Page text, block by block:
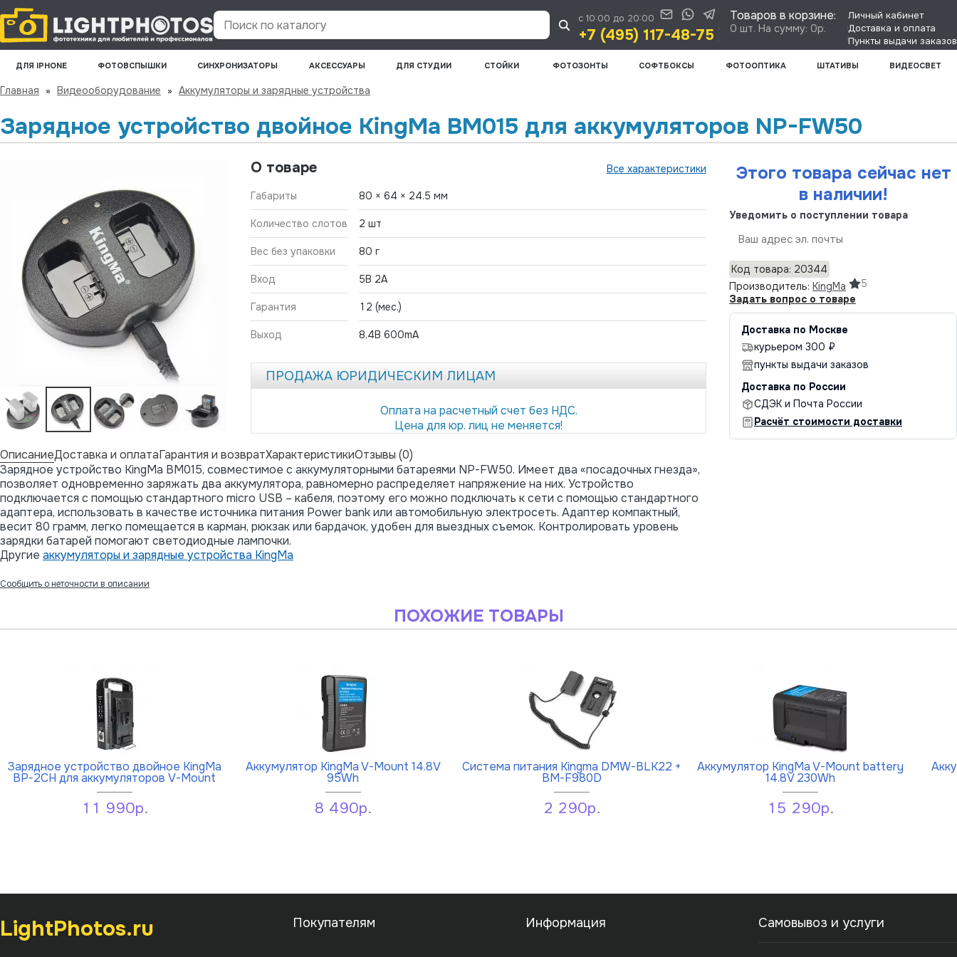
Поиск по каталогу
Личный кабинет
Доставка и оплата
Пункты выдачи заказов
Товаров в корзине:
0 шт. На сумму: 0р.
с 10:00 до 20:00
+7 (495) 117-48-75
ДЛЯ IPHONE ФОТОВСПЫШКИ СИНХРОНИЗАТОРЫ АКСЕССУАРЫ ДЛЯ СТУДИИ СТОЙКИ ФОТОЗОНТЫ СОФТБОКСЫ ФОТООПТИКА ШТАТИВЫ ВИДЕОСВЕТ
Главная » Видеооборудование » Аккумуляторы и зарядные устройства
Зарядное устройство двойное KingMa BM015 для аккумуляторов NP-FW50
ПРОДАЖА ЮРИДИЧЕСКИМ ЛИЦАМ
Оплата на расчетный счет без НДС.
Цена для юр. лиц не меняется!
О товаре Все характеристики
Габариты 80 × 64 × 24.5 мм
Количество слотов 2 шт
Вес без упаковки 80 г
Вход 5В 2A
Гарантия 12 (мес.)
Выход 8,4В 600mA
Этого товара сейчас нет
в наличии!
Уведомить о поступлении товара
Код товара: 20344
Производитель: KingMa
5
Задать вопрос о товаре
Доставка по Москве
курьером 300 ₽
пункты выдачи заказов
Доставка по России
СДЭК и Почта России
Расчёт стоимости доставки
ОписаниеДоставка и оплатаГарантия и возвратХарактеристикиОтзывы (0)
Зарядное устройство KingMa BM015, совместимое с аккумуляторными батареями NP-FW50. Имеет два «посадочных гнезда»,
позволяет одновременно заряжать два аккумулятора, равномерно распределяет напряжение на них. Устройство
подключается с помощью стандартного micro USB – кабеля, поэтому его можно подключать к сети с помощью стандартного
адаптера, использовать в качестве источника питания Power bank или автомобильную электросеть. Адаптер компактный,
весит 80 грамм, легко помещается в карман, рюкзак или бардачок, удобен для выездных съемок. Контролировать уровень
зарядки батарей помогают светодиодные лампочки.
Другие аккумуляторы и зарядные устройства KingMa
Сообщить о неточности в описании
ПОХОЖИЕ ТОВАРЫ
Зарядное устройство двойное KingMa
BP-2CH для аккумуляторов V-Mount
11 990р.
Аккумулятор KingMa V-Mount 14.8V
95Wh
8 490р.
Система питания Kingma DMW-BLK22 +
BM-F980D
2 290р.
Аккумулятор KingMa V-Mount battery
14.8V 230Wh
15 290р.
LightPhotos.ru Покупателям Информация Самовывоз и услуги